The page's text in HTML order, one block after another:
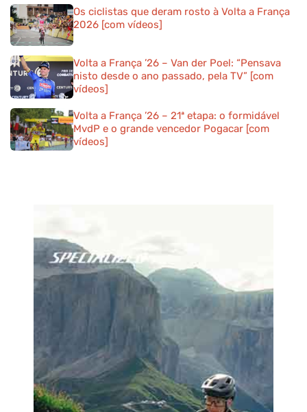
Os ciclistas que deram rosto à Volta a França
2026 [com vídeos]
Volta a França ’26 – Van der Poel: “Pensava
nisto desde o ano passado, pela TV” [com
vídeos]
Volta a França ’26 – 21ª etapa: o formidável
MvdP e o grande vencedor Pogacar [com
vídeos]